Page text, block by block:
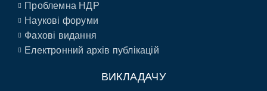
Проблемна НДР
Наукові форуми
Фахові видання
Електронний архів публікацій
ВИКЛАДАЧУ